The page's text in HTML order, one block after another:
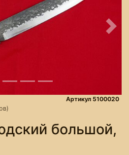
Артикул 5100020
большой,